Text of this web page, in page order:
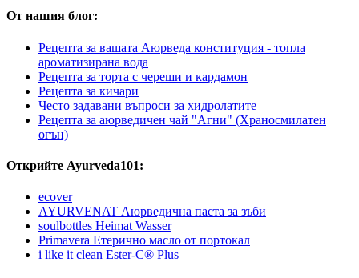
От нашия блог:
Рецепта за вашата Аюрведа конституция - топла
ароматизирана вода
Рецепта за торта с череши и кардамон
Рецепта за кичари
Често задавани въпроси за хидролатите
Рецепта за аюрведичен чай "Агни" (Храносмилатен
огън)
Открийте Ayurveda101:
ecover
AYURVENAT Аюрведична паста за зъби
soulbottles Heimat Wasser
Primavera Етерично масло от портокал
i like it clean Ester-C® Plus